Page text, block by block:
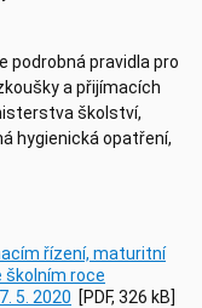
podrobná pravidla pro
a přijímacích
školství,
hygienická opatření,
řízení, maturitní
školním roce
5. 2020 [PDF, 326 kB]